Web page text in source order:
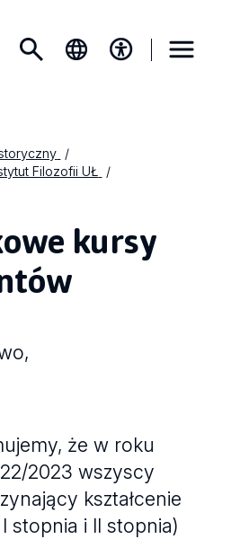
Filozofii UŁ
kursy
że w roku
2023 wszyscy
kształcenie
stopnia i II stopnia)